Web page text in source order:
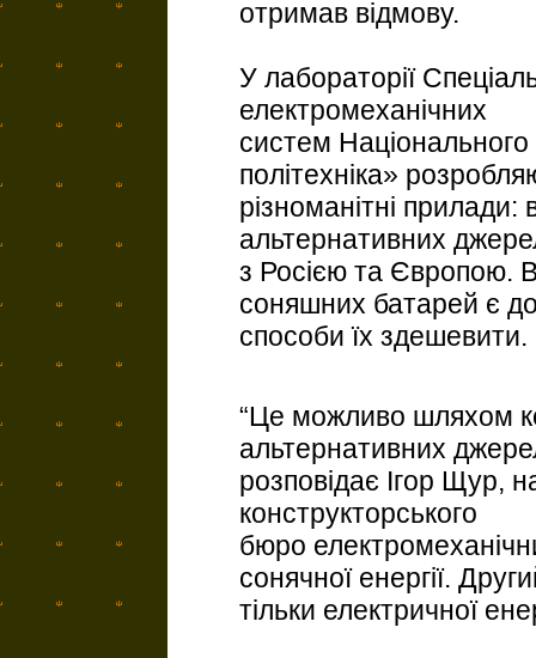
отримав відмову.
У лабораторії
електромеханічних
систем Національного
політехніка»
різноманітні
альтернативних
з Росією та Європою.
соняшних батарей є
способи їх здешевити.
“Це можливо шляхом
альтернативних
розповідає Ігор Щур,
конструкторського
бюро
сонячної енергії.
тільки електричної